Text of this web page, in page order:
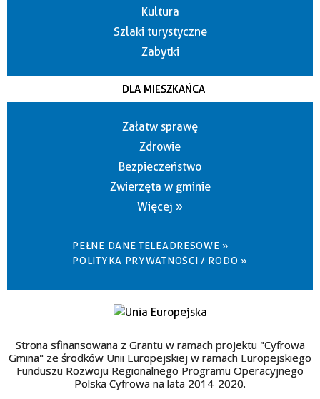
Kultura
Szlaki turystyczne
Zabytki
DLA MIESZKAŃCA
Załatw sprawę
Zdrowie
Bezpieczeństwo
Zwierzęta w gminie
Więcej »
PEŁNE DANE TELEADRESOWE »
POLITYKA PRYWATNOŚCI / RODO »
Strona sfinansowana z Grantu w ramach projektu "Cyfrowa
Gmina" ze środków Unii Europejskiej w ramach Europejskiego
Funduszu Rozwoju Regionalnego Programu Operacyjnego
Polska Cyfrowa na lata 2014-2020.